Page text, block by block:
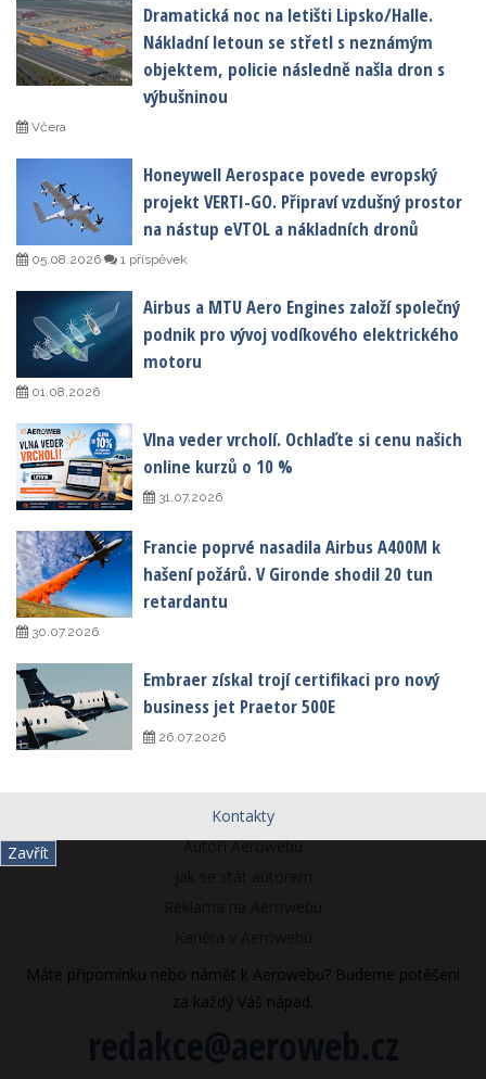
Zavřít
Dramatická noc na letišti Lipsko/Halle.
Nákladní letoun se střetl s neznámým
objektem, policie následně našla dron s
výbušninou
Včera
Honeywell Aerospace povede evropský
projekt VERTI-GO. Připraví vzdušný prostor
na nástup eVTOL a nákladních dronů
05.08.2026 1 příspěvek
Airbus a MTU Aero Engines založí společný
podnik pro vývoj vodíkového elektrického
motoru
01.08.2026
Vlna veder vrcholí. Ochlaďte si cenu našich
online kurzů o 10 %
31.07.2026
Francie poprvé nasadila Airbus A400M k
hašení požárů. V Gironde shodil 20 tun
retardantu
30.07.2026
Embraer získal trojí certifikaci pro nový
business jet Praetor 500E
26.07.2026
Kontakty
Autoři Aerowebu
Máte připomínku nebo námět k Aerowebu? Budeme potěšeni
za každý Váš nápad.